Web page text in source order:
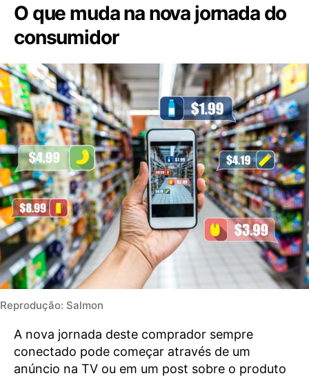
O que muda na nova jornada do
consumidor
Reprodução: Salmon
A nova jornada deste comprador sempre
conectado pode começar através de um
anúncio na TV ou em um post sobre o produto